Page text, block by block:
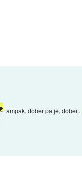
ampak, dober pa je, dober...